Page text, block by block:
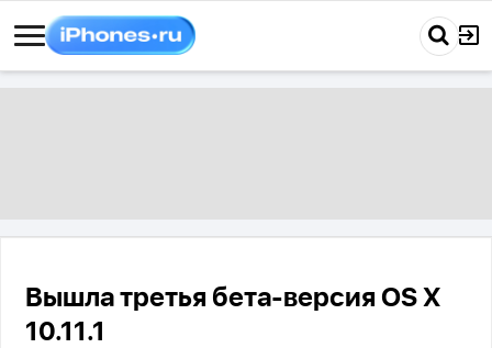
Вышла третья бета-версия OS X
10.11.1